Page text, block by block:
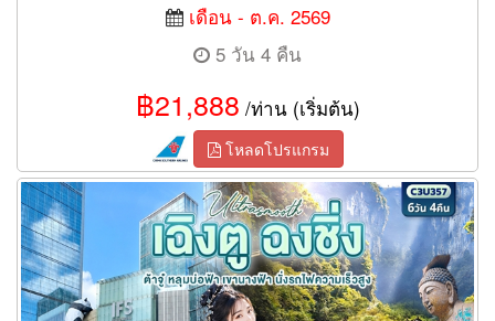
เดือน - ต.ค. 2569
5 วัน 4 คืน
฿21,888 /ท่าน (เริ่มต้น)
โหลดโปรแกรม
ทัวร์เฉิงตู ฉงชิ่ง Ultrasmooth ต้าจู๋ หลุมบ่อฟ้า เขานางฟ้า นั่งรถไฟ
ความเร็วสูง 6 วัน 4 คืน